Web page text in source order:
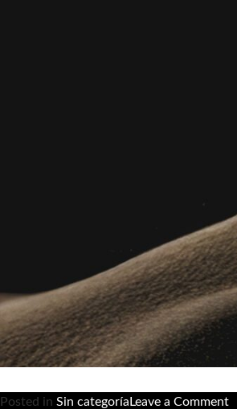
Posted in Sin categoría Leave a Commenton